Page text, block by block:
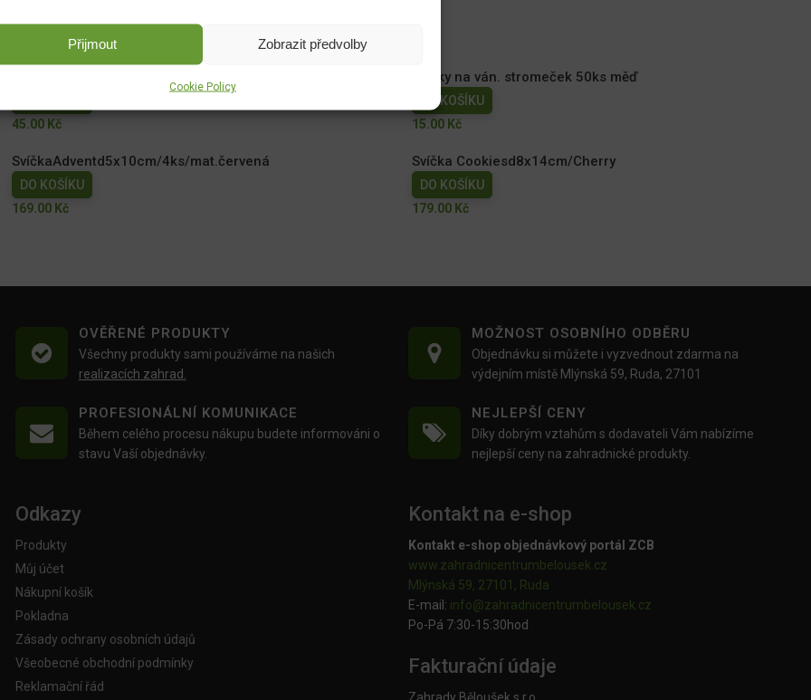
Přijmout Zobrazit předvolby
Cookie Policy
45.00 Kč
Háčky na ván. stromeček 50ks měď
DO KOŠÍKU
15.00 Kč
SvíčkaAdventd5x10cm/4ks/mat.červená
DO KOŠÍKU
169.00 Kč
Svíčka Cookiesd8x14cm/Cherry
DO KOŠÍKU
179.00 Kč
OVĚŘENÉ PRODUKTY
Všechny produkty sami používáme na našich
realizacích zahrad.
MOŽNOST OSOBNÍHO ODBĚRU
Objednávku si můžete i vyzvednout zdarma na
výdejním místě Mlýnská 59, Ruda, 27101
PROFESIONÁLNÍ KOMUNIKACE
Během celého procesu nákupu budete informováni o
stavu Vaší objednávky.
NEJLEPŠÍ CENY
Díky dobrým vztahům s dodavateli Vám nabízíme
nejlepší ceny na zahradnické produkty.
Odkazy
Produkty
Můj účet
Nákupní košík
Pokladna
Zásady ochrany osobních údajů
Všeobecné obchodní podmínky
Reklamační řád
Kontakt na e-shop
Kontakt e-shop objednávkový portál ZCB
www.zahradnicentrumbelousek.cz
Mlýnská 59, 27101, Ruda
E-mail: info@zahradnicentrumbelousek. cz
Po-Pá 7:30-15:30hod
Fakturační údaje